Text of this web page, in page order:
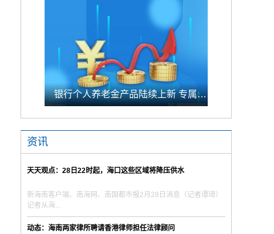
银行个人养老金产品陆续上新 专属储蓄期限偏1年至5年的中长期
资讯
天天观点：28日22时起，海口这些区域将降压供水
新海南客户端、南海网、南国都市报2月28日消息（记者谭琦）
记者从海...
动态：海南两家律所聘请香港律师担任法律顾问